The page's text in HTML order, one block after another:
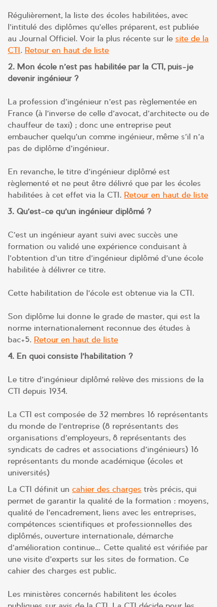
Régulièrement, la liste des écoles habilitées, avec
l’intitulé des diplômes qu’elles préparent, est publiée
au Journal Officiel. Voir la plus récente sur le site de la
CTI. Retour en haut de liste
2. Mon école n’est pas habilitée par la CTI, puis-je
devenir ingénieur ?
La profession d’ingénieur n’est pas règlementée en
France (à l’inverse de celle d’avocat, d’architecte ou de
chauffeur de taxi) ; donc une entreprise peut
embaucher quelqu’un comme ingénieur, même s’il n’a
pas de diplôme d’ingénieur.
En revanche, le titre d’ingénieur diplômé est
règlementé et ne peut être délivré que par les écoles
habilitées à cet effet via la CTI. Retour en haut de liste
3. Qu’est-ce qu’un ingénieur diplômé ?
C’est un ingénieur ayant suivi avec succès une
formation ou validé une expérience conduisant à
l’obtention d’un titre d’ingénieur diplômé d’une école
habilitée à délivrer ce titre.
Cette habilitation de l’école est obtenue via la CTI.
Son diplôme lui donne le grade de master, qui est la
norme internationalement reconnue des études à
bac+5. Retour en haut de liste
4. En quoi consiste l’habilitation ?
Le titre d’ingénieur diplômé relève des missions de la
CTI depuis 1934.
La CTI est composée de 32 membres 16 représentants
du monde de l’entreprise (8 représentants des
organisations d’employeurs, 8 représentants des
syndicats de cadres et associations d’ingénieurs) 16
représentants du monde académique (écoles et
universités)
La CTI définit un cahier des charges très précis, qui
permet de garantir la qualité de la formation : moyens,
qualité de l’encadrement, liens avec les entreprises,
compétences scientifiques et professionnelles des
diplômés, ouverture internationale, démarche
d’amélioration continue… Cette qualité est vérifiée par
une visite d’experts sur les sites de formation. Ce
cahier des charges est public.
Les ministères concernés habilitent les écoles